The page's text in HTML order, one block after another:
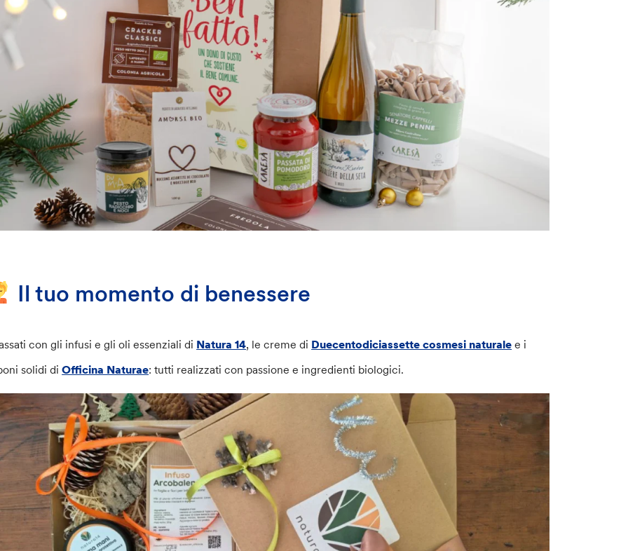
Il tuo momento di benessere
con gli infusi e gli oli essenziali di Natura 14, le creme di Duecentodiciassette cosmesi naturale e i
solidi diOfficina Naturae: tutti realizzati con passione e ingredienti biologici.